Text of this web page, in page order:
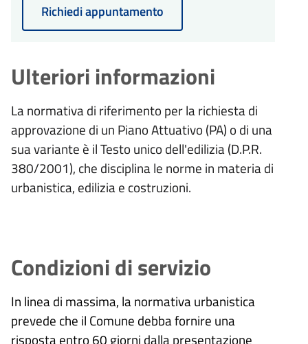
Richiedi appuntamento
Ulteriori informazioni
La normativa di riferimento per la richiesta di
approvazione di un Piano Attuativo (PA) o di una
sua variante è il Testo unico dell'edilizia (D.P.R.
380/2001), che disciplina le norme in materia di
urbanistica, edilizia e costruzioni.
Condizioni di servizio
In linea di massima, la normativa urbanistica
prevede che il Comune debba fornire una
risposta entro 60 giorni dalla presentazione